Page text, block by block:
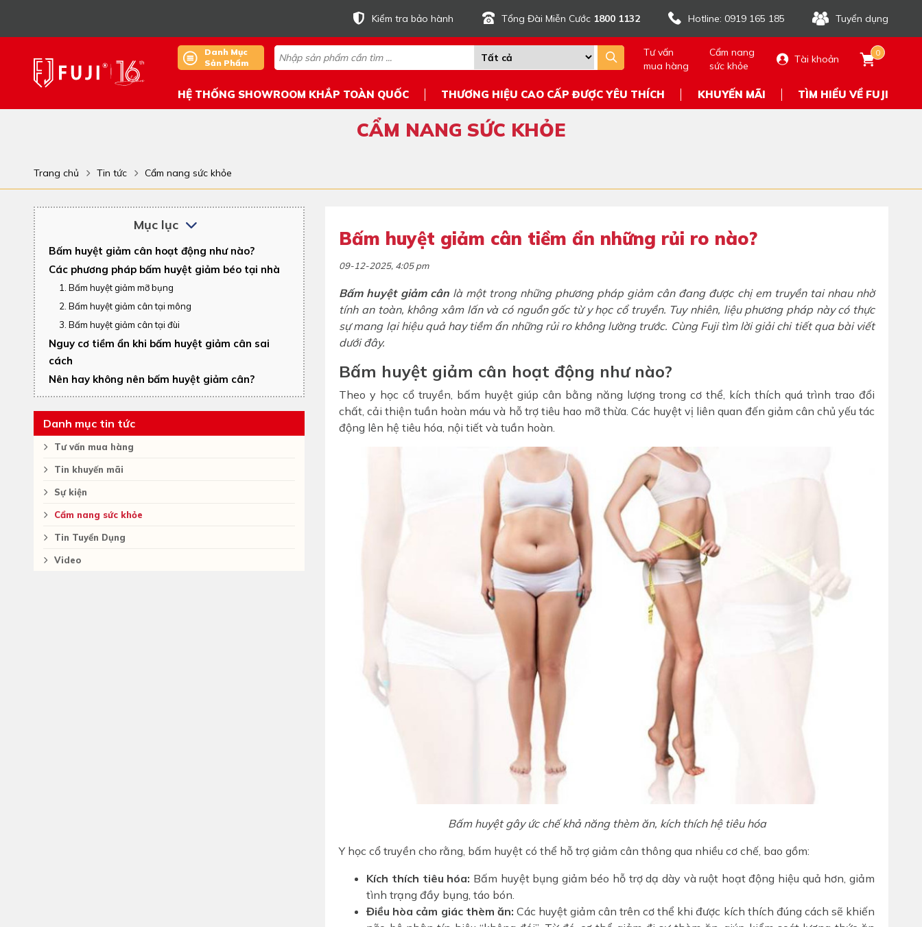
Kiểm tra bảo hành Tổng Đài Miễn Cước 1800 1132 Hotline: 0919 165 185 Tuyển dụng
Danh Mục
Sản Phẩm
Tư vấn
mua hàng
Cẩm nang
sức khỏe
Tài khoản
0
HỆ THỐNG SHOWROOM KHẮP TOÀN QUỐC THƯƠNG HIỆU CAO CẤP ĐƯỢC YÊU THÍCH KHUYẾN MÃI TÌM HIỂU VỀ FUJI
CẨM NANG SỨC KHỎE
Trang chủ Tin tức Cẩm nang sức khỏe
Mục lục
Bấm huyệt giảm cân hoạt động như nào?
Các phương pháp bấm huyệt giảm béo tại nhà
1. Bấm huyệt giảm mỡ bụng
2. Bấm huyệt giảm cân tại mông
3. Bấm huyệt giảm cân tại đùi
Nguy cơ tiềm ẩn khi bấm huyệt giảm cân sai
cách
Nên hay không nên bấm huyệt giảm cân?
Danh mục tin tức
Tư vấn mua hàng
Tin khuyến mãi
Sự kiện
Cẩm nang sức khỏe
Tin Tuyển Dụng
Video
Bấm huyệt giảm cân tiềm ẩn những rủi ro nào?
09-12-2025, 4:05 pm
Bấm huyệt giảm cânlà một trong những phương pháp giảm cân đang được chị em truyền tai nhau nhờ
tính an toàn, không xâm lấn và có nguồn gốc từ y học cổ truyền. Tuy nhiên, liệu phương pháp này có thực
sự mang lại hiệu quả hay tiềm ẩn những rủi ro không lường trước. Cùng Fuji tìm lời giải chi tiết qua bài viết
dưới đây.
Bấm huyệt giảm cân hoạt động như nào?
Theo y học cổ truyền, bấm huyệt giúp cân bằng năng lượng trong cơ thể, kích thích quá trình trao đổi
chất, cải thiện tuần hoàn máu và hỗ trợ tiêu hao mỡ thừa. Các huyệt vị liên quan đến giảm cân chủ yếu tác
động lên hệ tiêu hóa, nội tiết và tuần hoàn.
Bấm huyệt gây ức chế khả năng thèm ăn, kích thích hệ tiêu hóa
Y học cổ truyền cho rằng, bấm huyệt có thể hỗ trợ giảm cân thông qua nhiều cơ chế, bao gồm:
Kích thích tiêu hóa: Bấm huyệt bụng giảm béo hỗ trợ dạ dày và ruột hoạt động hiệu quả hơn, giảm
tình trạng đầy bụng, táo bón.
Điều hòa cảm giác thèm ăn: Các huyệt giảm cân trên cơ thể khi được kích thích đúng cách sẽ khiến